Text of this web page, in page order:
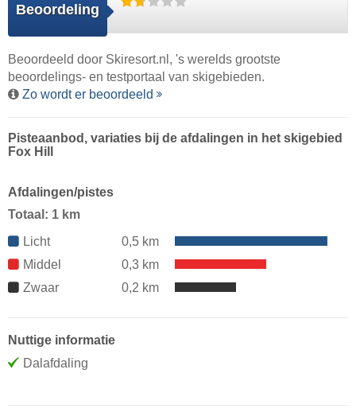
Beoordeling
Beoordeeld door Skiresort.nl , 's werelds grootste
beoordelings- en testportaal van skigebieden.
Zo wordt er beoordeeld
Pisteaanbod, variaties bij de afdalingen in het skigebied
Fox Hill
Afdalingen/pistes
Totaal: 1 km
Licht
0,5 km
Middel
0,3 km
Zwaar
0,2 km
Nuttige informatie
Dalafdaling